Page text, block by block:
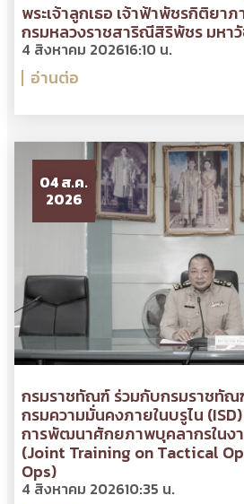
พระเจ้าลูกเธอ เจ้าฟ้าพัชรกิติยา
กรมหลวงราชสาริณีสิริพัชร มหา
4 สิงหาคม 202616:10 น.
อ่านต่อ
04 ส.ค.
2026
กรมราชทัณฑ์ ร่วมกับกรมราชทัณ
กรมความมั่นคงภายในบรูไน
การพัฒนาศักยภาพบุคลากรในง
(Joint Training on Tactical
Ops)
4 สิงหาคม 202610:35 น.